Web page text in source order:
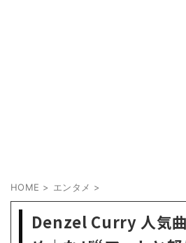
HOME > エンタメ >
Denzel Curry 人気